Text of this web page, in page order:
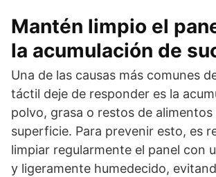
Mantén limpio el
la acumulación de
Una de las causas más comunes
táctil deje de responder es la
polvo, grasa o restos de alimentos
superficie. Para prevenir esto, es
limpiar regularmente el panel con
y ligeramente humedecido,